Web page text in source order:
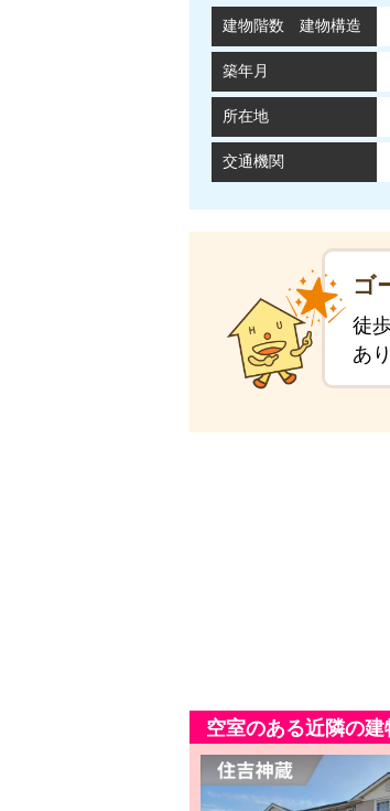
建物階数 建物構造
築年月
所在地
交通機関
ゴ
徒
あ
空室のある近隣の建